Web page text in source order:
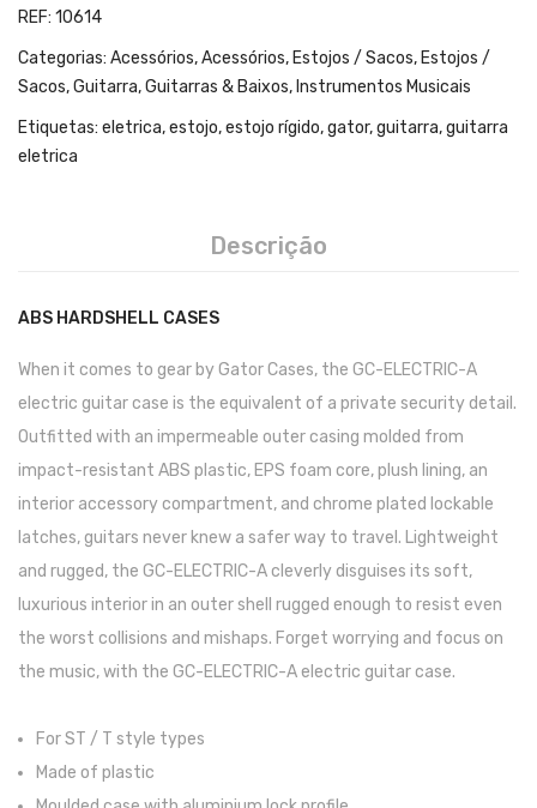
Acessórios
BATERIA & PERCURSÃO
Baterias Acústicas
Baterias Digitais
Pratos
Baquetas
Cajons
Acessórios
SOPROS
Flautas Transversais
Saxofones
REF: 10614
Categorias: Acessórios,Acessórios, Estojos / Sacos, Estojos /
Sacos,Guitarra,Guitarras & Baixos, Instrumentos Musicais
Etiquetas: eletrica,estojo,estojo rígido,gator,guitarra,guitarra
eletrica
Descrição
ABS HARDSHELL CASES
When it comes to gear by Gator Cases, the GC-ELECTRIC-A
electric guitar case is the equivalent of a private security detail.
Outfitted with an impermeable outer casing molded from
impact-resistant ABS plastic, EPS foam core, plush lining, an
interior accessory compartment, and chrome plated lockable
latches, guitars never knew a safer way to travel. Lightweight
and rugged, the GC-ELECTRIC-A cleverly disguises its soft,
luxurious interior in an outer shell rugged enough to resist even
the worst collisions and mishaps. Forget worrying and focus on
the music, with the GC-ELECTRIC-A electric guitar case.
For ST / T style types
Made of plastic